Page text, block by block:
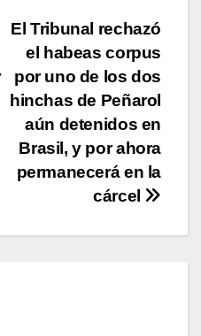
El Tribunal rechazó
el habeas corpus
por uno de los dos
hinchas de Peñarol
aún detenidos en
Brasil, y por ahora
permanecerá en la
cárcel